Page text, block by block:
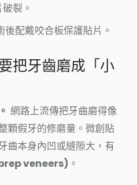
裂。
後配戴咬合板保護貼片。
把牙齒磨成「小
網路上流傳把牙齒磨得像
顆假牙的修磨量。微創貼
齒本身內凹或縫隙大，有
veneers) 。